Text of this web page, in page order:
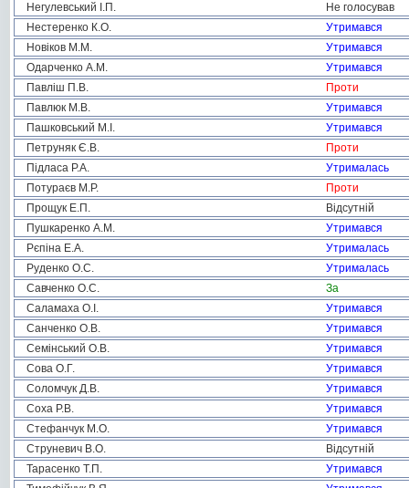
Негулевський І.П.
Не голосував
Нестеренко К.О.
Утримався
Новіков М.М.
Утримався
Одарченко А.М.
Утримався
Павліш П.В.
Проти
Павлюк М.В.
Утримався
Пашковський М.І.
Утримався
Петруняк Є.В.
Проти
Підласа Р.А.
Утрималась
Потураєв М.Р.
Проти
Прощук Е.П.
Відсутній
Пушкаренко А.М.
Утримався
Рєпіна Е.А.
Утрималась
Руденко О.С.
Утрималась
Савченко О.С.
За
Саламаха О.І.
Утримався
Санченко О.В.
Утримався
Семінський О.В.
Утримався
Сова О.Г.
Утримався
Соломчук Д.В.
Утримався
Соха Р.В.
Утримався
Стефанчук М.О.
Утримався
Струневич В.О.
Відсутній
Тарасенко Т.П.
Утримався